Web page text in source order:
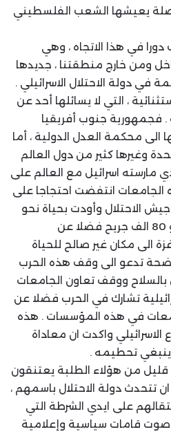
يعيشها الشعب الفلسطيني
في هذا الاتجاه ، وهي
ومن خارج منطقتنا ، جديدها
في دولة الاحتلال الاسرائيلي .
، التي لا يسائلها أحد عن
. فجمهورية جنوب أفريقيا
الى محكمة العدل الدولية ، أما
وغيرها كثير من دول العالم
مارسته اسرائيل مع العالم على
الجامعات انتفضت احتجاجا على
جيش الاحتلال وأودت بحياة نحو
35 مواطنا فلسطينيا ونحو 80 الف جريح فضلا عن
الى مكان غير صالح للحياة
تدعو الى وقف هذه الحرب
ووقف تعاون الجامعات
تشارك في الحرب فضلا عن
في هذه المؤسسات . هذه
واكدت ان معاداة
تحطيمه .
من هؤلاء الطلبة يعتنقون
تتحدث دولة الاحتلال باسمهم ،
على ايدي الشرطة التي
قامات سياسية وإعلامية